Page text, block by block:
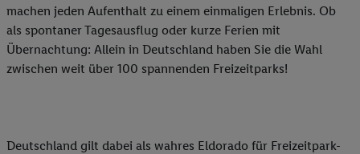
machen jeden Aufenthalt zu einem einmaligen Erlebnis. Ob
als spontaner Tagesausflug oder kurze Ferien mit
Übernachtung: Allein in Deutschland haben Sie die Wahl
zwischen weit über 100 spannenden Freizeitparks!
Deutschland gilt dabei als wahres Eldorado für Freizeitpark-